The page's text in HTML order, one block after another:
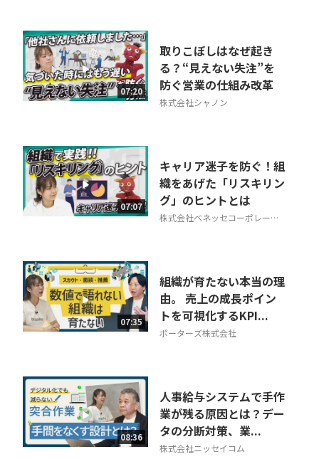
07:20
取りこぼしはなぜ起き
る？“見えない失注”を
防ぐ営業の仕組み改革
株式会社シャノン
07:07
キャリア迷子を防ぐ！組
織をあげた「リスキリン
グ」のヒントとは
株式会社ベネッセコーポレーシ
07:35
組織が育たない本当の理
由。 売上の成長ポイン
トを可視化するKPI...
ポーターズ株式会社
08:36
人事給与システムで手作
業が残る原因とは？デー
タの分断対策、業...
株式会社ニッセイコム